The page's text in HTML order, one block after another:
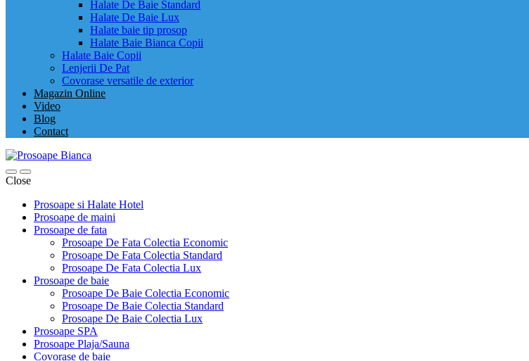
Halate De Baie Standard
Halate De Baie Lux
Halate baie tip prosop
Halate Baie Bianca Copii
Halate Baie Copii
Lenjerii De Pat
Covorase versatile de exterior
Magazin Online
Video
Blog
Contact
Close
Prosoape si Halate Hotel
Prosoape de maini
Prosoape de fata
Prosoape De Fata Colectia Economic
Prosoape De Fata Colectia Standard
Prosoape De Fata Colectia Lux
Prosoape de baie
Prosoape De Baie Colectia Economic
Prosoape De Baie Colectia Standard
Prosoape De Baie Colectia Lux
Prosoape SPA
Prosoape Plaja/Sauna
Covorase de baie